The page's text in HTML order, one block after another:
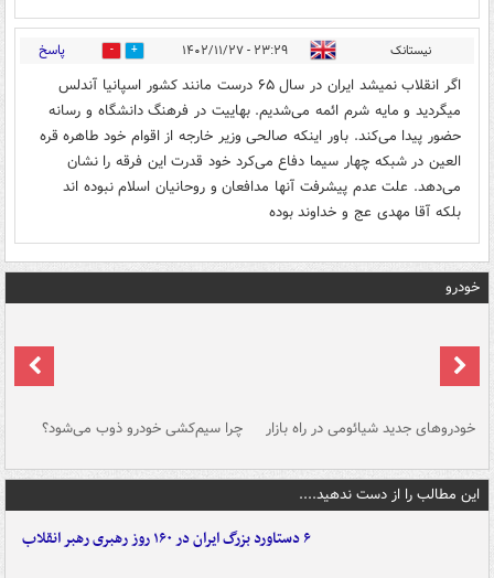
نیستانک ۲۳:۲۹ - ۱۴۰۲/۱۱/۲۷ 0 پاسخ
اگر انقلاب نمیشد ایران در سال ۶۵ درست مانند کشور اسپانیا آندلس
میگردید و مایه شرم ائمه می‌شدیم. بهاییت در فرهنگ دانشگاه و رسانه
حضور پیدا می‌کند. باور اینکه صالحی وزیر خارجه از اقوام خود طاهره قره
العین در شبکه چهار سیما دفاع می‌کرد خود قدرت این فرقه را نشان
می‌دهد. علت عدم پیشرفت آنها مدافعان و روحانیان اسلام نبوده اند
بلکه آقا مهدی عج و خداوند بوده
خودرو
خودروهای جدید شیائومی در راه بازار چرا سیم‌کشی خودرو ذوب می‌شود؟
این مطالب را از دست ندهید....
۶ دستاورد بزرگ ایران در ۱۶۰ روز رهبری رهبر انقلاب